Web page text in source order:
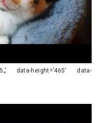
data-height=’465′ data-